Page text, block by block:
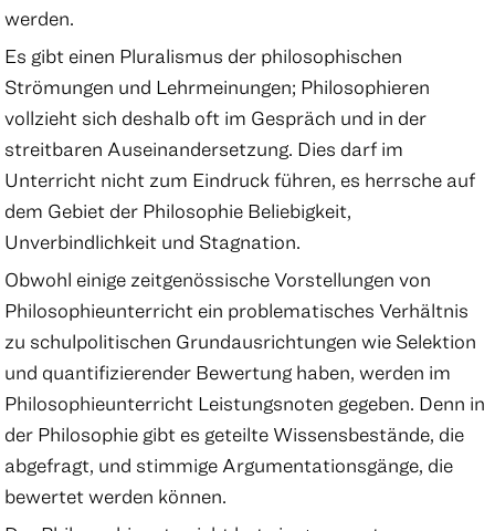
werden.
Es gibt einen Pluralismus der philosophischen
Strömungen und Lehrmeinungen; Philosophieren
vollzieht sich deshalb oft im Gespräch und in der
streitbaren Auseinandersetzung. Dies darf im
Unterricht nicht zum Eindruck führen, es herrsche auf
dem Gebiet der Philosophie Beliebigkeit,
Unverbindlichkeit und Stagnation.
Obwohl einige zeitgenössische Vorstellungen von
Philosophieunterricht ein problematisches Verhältnis
zu schulpolitischen Grundausrichtungen wie Selektion
und quantifizierender Bewertung haben, werden im
Philosophieunterricht Leistungsnoten gegeben. Denn in
der Philosophie gibt es geteilte Wissensbestände, die
abgefragt, und stimmige Argumentationsgänge, die
bewertet werden können.